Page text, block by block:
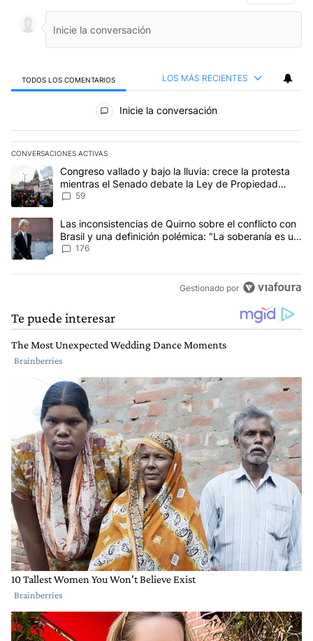
TODOS LOS COMENTARIOS LOS MÁS RECIENTES
Todos los comentarios
Inicie la conversación
CONVERSACIONES ACTIVAS
Este listado muestra los artículos con más comentarios en los
Un artículo de tendencia con el título "Congreso vallado y bajo
Congreso vallado y bajo la lluvia: crece la protesta
mientras el Senado debate la Ley de Propiedad
Privada
59
Un artículo de tendencia con el título "Las inconsistencias de
Las inconsistencias de Quirno sobre el conflicto con
Brasil y una definición polémica: "La soberanía es un
concepto antiguo"
176
Gestionado por